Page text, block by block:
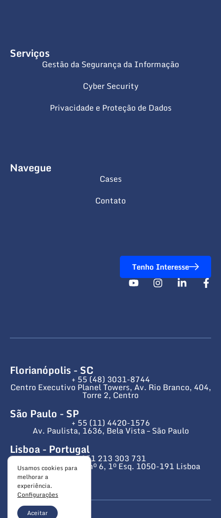
Serviços
Gestão da Segurança da Informação
Cyber Security
Privacidade e Proteção de Dados
Navegue
Cases
Contato
Tenho Interesse
Florianópolis - SC
+ 55 (48) 3031-8744
Centro Executivo Planel Towers, Av. Rio Branco, 404,
Torre 2, Centro
São Paulo - SP
+ 55 (11) 4420-1576
Av. Paulista, 1636, Bela Vista – São Paulo
Lisboa - Portugal
+ 351 213 303 731
Av. da República, nº 6, 1º Esq. 1050-191 Lisboa
Usamos cookies para
melhorar a
experiência.
Configurações
Aceitar